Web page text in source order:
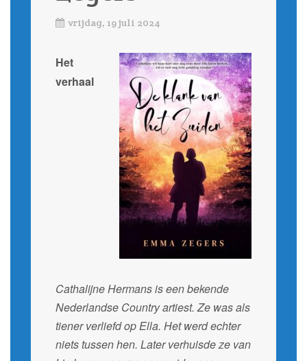
vrijdag, 19 juli 2024
Het
verhaal
Cathalijne Hermans is een bekende
Nederlandse Country artiest. Ze was als
tiener verliefd op Ella. Het werd echter
niets tussen hen. Later verhuisde ze van